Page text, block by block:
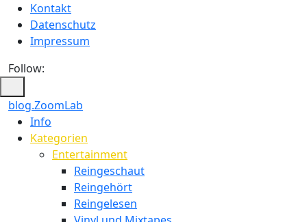
Kontakt
Datenschutz
Impressum
Follow:
blog.ZoomLab
ZoomLab
//
Info
Kategorien
Entertainment
Reingeschaut
Reingehört
Reingelesen